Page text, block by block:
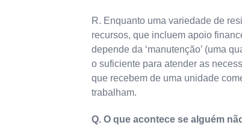
R. Enquanto uma variedade de
recursos, que incluem apoio
depende da ‘manutenção’ (uma
o suficiente para atender as
que recebem de uma unidade
trabalham.
Q. O que acontece se alguém